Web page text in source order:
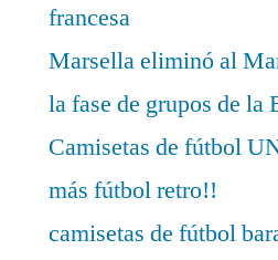
francesa
Marsella eliminó al
la fase de grupos de la
Camisetas de fútbol
más fútbol retro!!
camisetas de fútbol